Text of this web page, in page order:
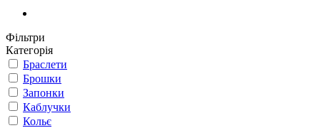
Фільтри
Категорія
Браслети
Брошки
Запонки
Каблучки
Кольє